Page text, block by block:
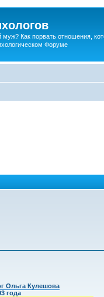
муж? Как порвать отношения,
Форуме
Ольга Кулешова
года